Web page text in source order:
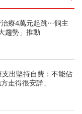
療4萬元起跳…飼主
趨勢」推動
出堅持自費：不能佔
走得很安詳」